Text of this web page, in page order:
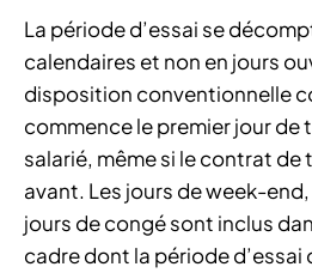
La période d’essai se
calendaires et non en jours
disposition conventionnelle
commence le premier jour de
salarié, même si le contrat de
avant. Les jours de week-
jours de congé sont inclus
cadre dont la période d’essai